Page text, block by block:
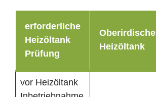
erforderliche
Heizöltank
Prüfung
Heizöltank
vor Heizöltank